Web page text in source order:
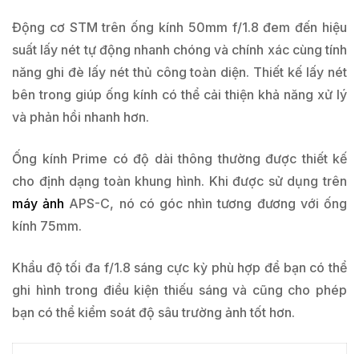
Động cơ STM trên ống kính 50mm f/1.8 đem đến hiệu
suất lấy nét tự động nhanh chóng và chính xác cùng tính
năng ghi đè lấy nét thủ công toàn diện. Thiết kế lấy nét
bên trong giúp ống kính có thể cải thiện khả năng xử lý
và phản hồi nhanh hơn.
Ống kính Prime có độ dài thông thường được thiết kế
cho định dạng toàn khung hình. Khi được sử dụng trên
máy ảnh APS-C, nó có góc nhìn tương đương với ống
kính 75mm.
Khẩu độ tối đa f/1.8 sáng cực kỳ phù hợp để bạn có thể
ghi hình trong điều kiện thiếu sáng và cũng cho phép
bạn có thể kiểm soát độ sâu trường ảnh tốt hơn.